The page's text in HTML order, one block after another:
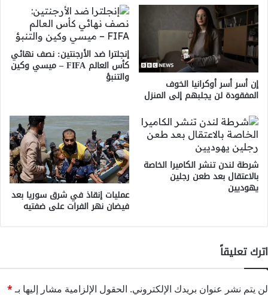
إن أسر أسر أوكرانيا الخوف
المفقودة لن يجلبهم إلى المنزل
إنجلترا ضد الأرجنتين: نصف نهائي
كأس العالم FIFA – ميسي وكين
والتنبؤ
شرطة لندن تنشر الكاميرا الخاصة
بالاعتقال بعد طعن رجلين
يهوديين عمليات إنقاذ في شرق سوريا بعد
فيضان نهر الفرات على ضفتيه
اترك تعليقاً
لن يتم نشر عنوان بريدك الإلكتروني. الحقول الإلزامية مشار إليها بـ*